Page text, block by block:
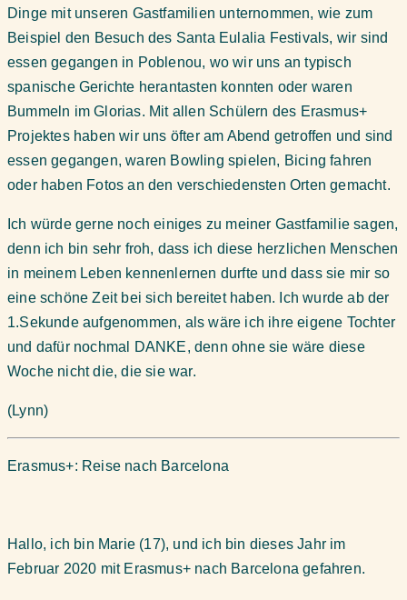
Dinge mit unseren Gastfamilien unternommen, wie zum
Beispiel den Besuch des Santa Eulalia Festivals, wir sind
essen gegangen in Poblenou, wo wir uns an typisch
spanische Gerichte herantasten konnten oder waren
Bummeln im Glorias. Mit allen Schülern des Erasmus+
Projektes haben wir uns öfter am Abend getroffen und sind
essen gegangen, waren Bowling spielen, Bicing fahren
oder haben Fotos an den verschiedensten Orten gemacht.
Ich würde gerne noch einiges zu meiner Gastfamilie sagen,
denn ich bin sehr froh, dass ich diese herzlichen Menschen
in meinem Leben kennenlernen durfte und dass sie mir so
eine schöne Zeit bei sich bereitet haben. Ich wurde ab der
1.Sekunde aufgenommen, als wäre ich ihre eigene Tochter
und dafür nochmal DANKE, denn ohne sie wäre diese
Woche nicht die, die sie war.
(Lynn)
Erasmus+: Reise nach Barcelona
Hallo, ich bin Marie (17), und ich bin dieses Jahr im
Februar 2020 mit Erasmus+ nach Barcelona gefahren.